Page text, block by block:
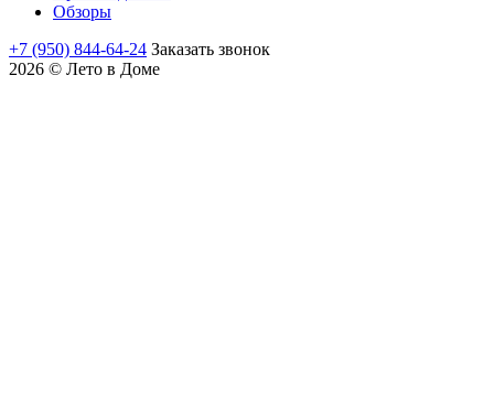
Обзоры
+7 (950) 844-64-24 Заказать звонок
2026 © Лето в Доме